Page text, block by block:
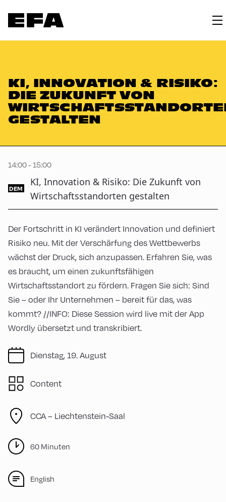
KI, INNOVATION & RISIKO:
DIE ZUKUNFT VON
GESTALTEN
14:00 - 15:00
DEM
KI, Innovation & Risiko: Die Zukunft von
Wirtschaftsstandorten gestalten
Dienstag, 19. August
Content
CCA – Liechtenstein-Saal
60 Minuten
English
Der Fortschritt in KI verändert Innovation und definiert
Risiko neu. Mit der Verschärfung des Wettbewerbs
wächst der Druck, sich anzupassen. Erfahren Sie, was
es braucht, um einen zukunftsfähigen
Wirtschaftsstandort zu fördern. Fragen Sie sich: Sind
Sie – oder Ihr Unternehmen – bereit für das, was
kommt? //INFO: Diese Session wird live mit der App
Wordly übersetzt und transkribiert.